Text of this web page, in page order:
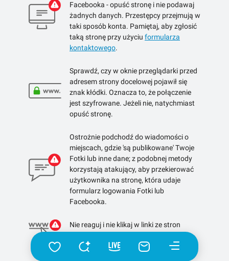
Facebooka - opuść stronę i nie podawaj
żadnych danych. Przestępcy przejmują w
taki sposób konta. Pamiętaj, aby zgłosić
taką stronę przy użyciu formularza
kontaktowego.
Sprawdź, czy w oknie przeglądarki przed
adresem strony docelowej pojawił się
znak kłódki. Oznacza to, że połączenie
jest szyfrowane. Jeżeli nie, natychmiast
opuść stronę.
Ostrożnie podchodź do wiadomości o
miejscach, gdzie 'są publikowane' Twoje
Fotki lub inne dane; z podobnej metody
korzystają atakujący, aby przekierować
użytkownika na stronę, która udaje
formularz logowania Fotki lub
Facebooka.
Nie reaguj i nie klikaj w linki ze stron